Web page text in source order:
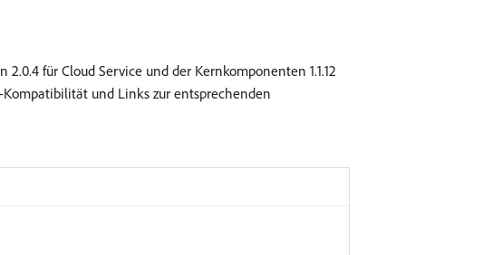
für Cloud Service und der Kernkomponenten 1.1.12
und Links zur entsprechenden